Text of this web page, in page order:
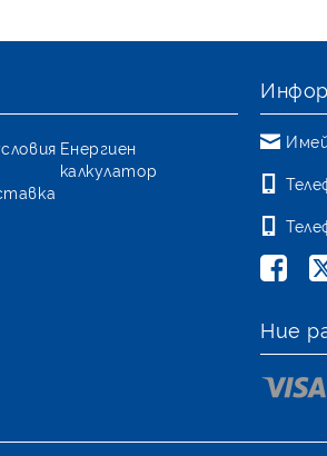
Енергиен
калкулатор
Ние